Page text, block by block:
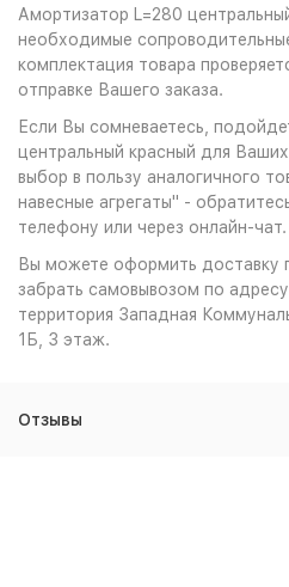
Амортизатор L=280
необходимые
комплектация товара
отправке Вашего заказа.
Если Вы сомневаетесь,
центральный красный для
выбор в пользу аналогичного
навесные агрегаты" -
телефону или через онлайн-чат.
Вы можете оформить доставку
забрать самовывозом по
территория Западная
1Б, 3 этаж.
Отзывы